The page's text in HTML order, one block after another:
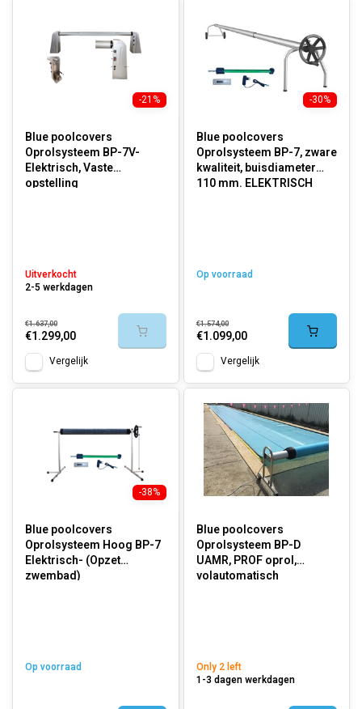
-21%
Blue poolcovers
Oprolsysteem BP-7V-
Elektrisch, Vaste
opstelling
Uitverkocht
2-5 werkdagen
€1.637,00
€1.299,00
Vergelijk
-30%
Blue poolcovers
Oprolsysteem BP-7, zware
kwaliteit, buisdiameter
110 mm. ELEKTRISCH
Op voorraad
€1.574,00
€1.099,00
Vergelijk
-38%
Blue poolcovers
Oprolsysteem Hoog BP-7
Elektrisch- (Opzet
zwembad)
Op voorraad
Blue poolcovers
Oprolsysteem BP-D
UAMR, PROF oprol,
volautomatisch
Only 2 left
1-3 dagen werkdagen